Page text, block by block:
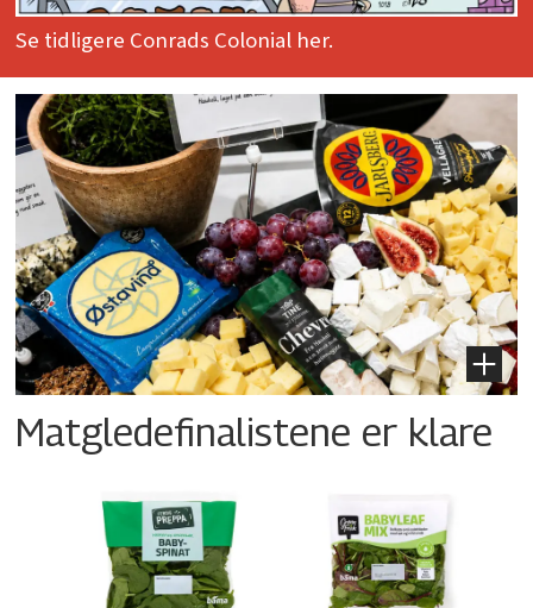
Se tidligere Conrads Colonial her.
Matgledefinalistene er klare